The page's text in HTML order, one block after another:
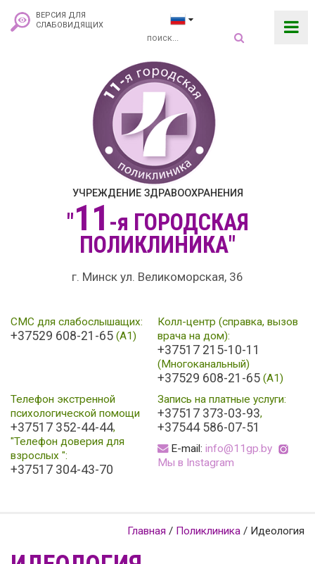
ВЕРСИЯ ДЛЯ
СЛАБОВИДЯЩИХ
УЧРЕЖДЕНИЕ ЗДРАВООХРАНЕНИЯ
"11 -я ГОРОДСКАЯ
ПОЛИКЛИНИКА"
г. Минск ул. Великоморская, 36
СМС для слабослышащих:
+37529 608-21-65 (А1)
Колл-центр (справка, вызов
врача на дом):
+37517 215-10-11
(Многоканальный)
+37529 608-21-65 (A1)
Телефон экстренной
психологической помощи
+37517 352-44-44,
"Телефон доверия для
взрослых ":
+37517 304-43-70
Запись на платные услуги:
+37517 373-03-93,
+37544 586-07-51
E-mail: info@11gp.by
Мы в Instagram
Главная / Поликлиника / Идеология